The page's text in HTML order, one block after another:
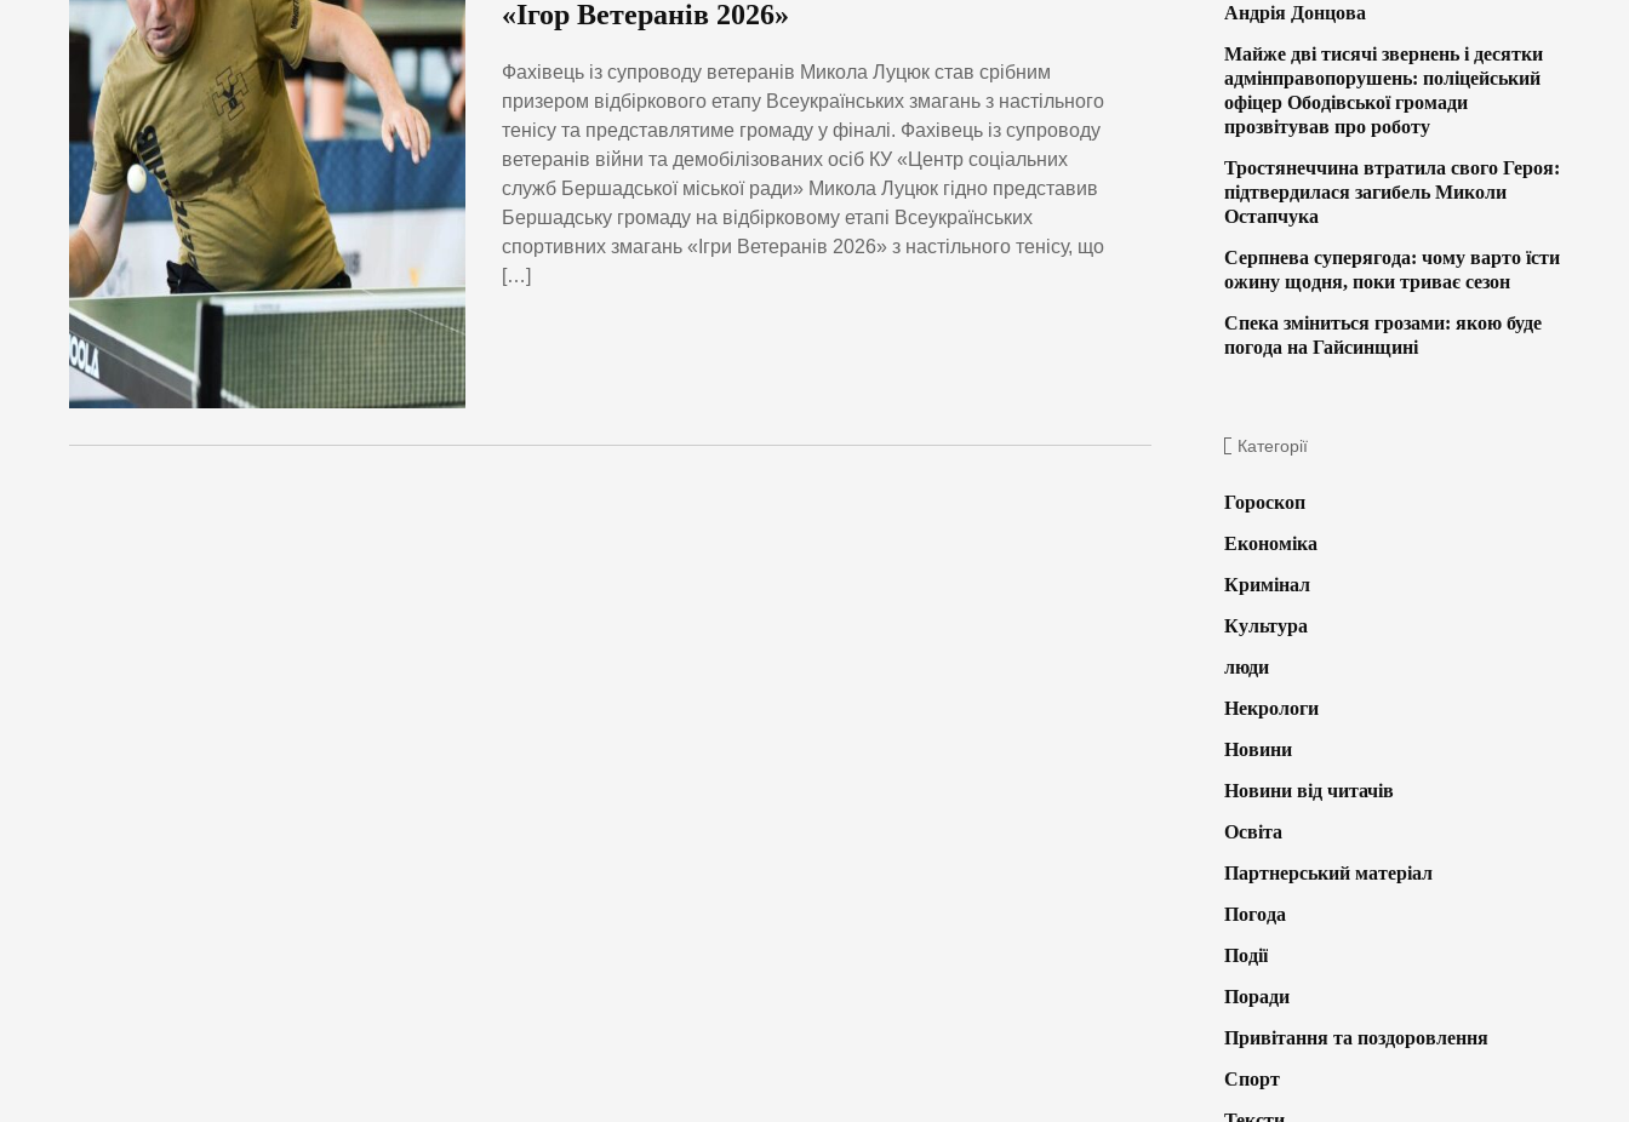
«Ігор Ветеранів 2026»
Фахівець із супроводу ветеранів Микола Луцюк став срібним
призером відбіркового етапу Всеукраїнських змагань з настільного
тенісу та представлятиме громаду у фіналі. Фахівець із супроводу
ветеранів війни та демобілізованих осіб КУ «Центр соціальних
служб Бершадської міської ради» Микола Луцюк гідно представив
Бершадську громаду на відбірковому етапі Всеукраїнських
спортивних змагань «Ігри Ветеранів 2026» з настільного тенісу, що
[…]
Андрія Донцова
Майже дві тисячі звернень і десятки
адмінправопорушень: поліцейський
офіцер Ободівської громади
прозвітував про роботу
Тростянеччина втратила свого Героя:
підтвердилася загибель Миколи
Остапчука
Серпнева суперягода: чому варто їсти
ожину щодня, поки триває сезон
Спека зміниться грозами: якою буде
погода на Гайсинщині
Категорії
Гороскоп
Економіка
Кримінал
Культура
люди
Некрологи
Новини
Новини від читачів
Освіта
Партнерський матеріал
Погода
Події
Поради
Привітання та поздоровлення
Спорт